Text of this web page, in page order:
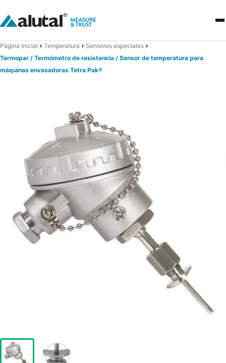
Página Inicial Temperatura
Sensores especiales
Termopar / Termómetro de resistencia / Sensor de temperatura para
máquinas envasadoras Tetra Pak®